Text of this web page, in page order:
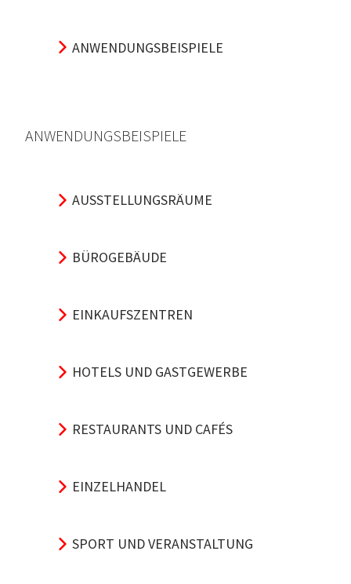
ANWENDUNGSBEISPIELE
ANWENDUNGSBEISPIELE
AUSSTELLUNGSRÄUME
BÜROGEBÄUDE
EINKAUFSZENTREN
HOTELS UND GASTGEWERBE
RESTAURANTS UND CAFÉS
EINZELHANDEL
SPORT UND VERANSTALTUNG